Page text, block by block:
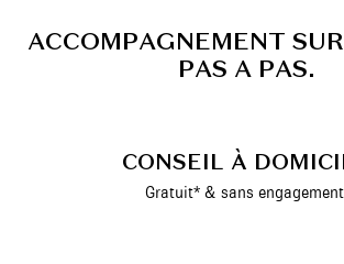
ACCOMPAGNEMENT SUR
PAS A PAS.
CONSEIL À
Gratuit* & sans